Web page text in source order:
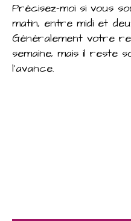
Précisez-moi si vous
matin, entre midi et
Généralement votre
semaine, mais il reste
l'avance.